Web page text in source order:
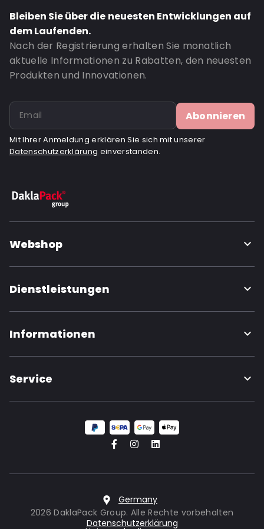
Bleiben Sie über die neuesten Entwicklungen auf
dem Laufenden.
Nach der Registrierung erhalten Sie monatlich
aktuelle Informationen zu Rabatten, den neuesten
Produkten und Innovationen.
Abonnieren
Mit Ihrer Anmeldung erklären Sie sich mit unserer
Datenschutzerklärung einverstanden.
Webshop
Dienstleistungen
Informationen
Service
Germany
2026 DaklaPack Group. Alle Rechte vorbehalten
Datenschutzerklärung